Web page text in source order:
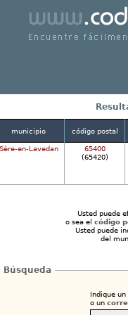
municipio código postal
en-Lavedan
65400
(65420)
Usted puede
o sea el código
Usted puede
del
Búsqueda
Indique un
o un